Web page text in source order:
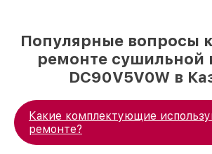
Популярные вопросы
ремонте
DC90V5V0W в
Какие комплектующие
ремонте?